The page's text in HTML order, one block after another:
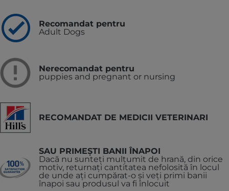
Recomandat pentru
Adult Dogs
Nerecomandat pentru
puppies and pregnant or nursing
RECOMANDAT DE MEDICII VETERINARI
SAU PRIMEȘTI BANII ÎNAPOI
Dacă nu sunteți mulțumit de hrană, din orice
motiv, returnați cantitatea nefolosită în locul
de unde ați cumpărat-o și veți primi banii
înapoi sau produsul va fi înlocuit